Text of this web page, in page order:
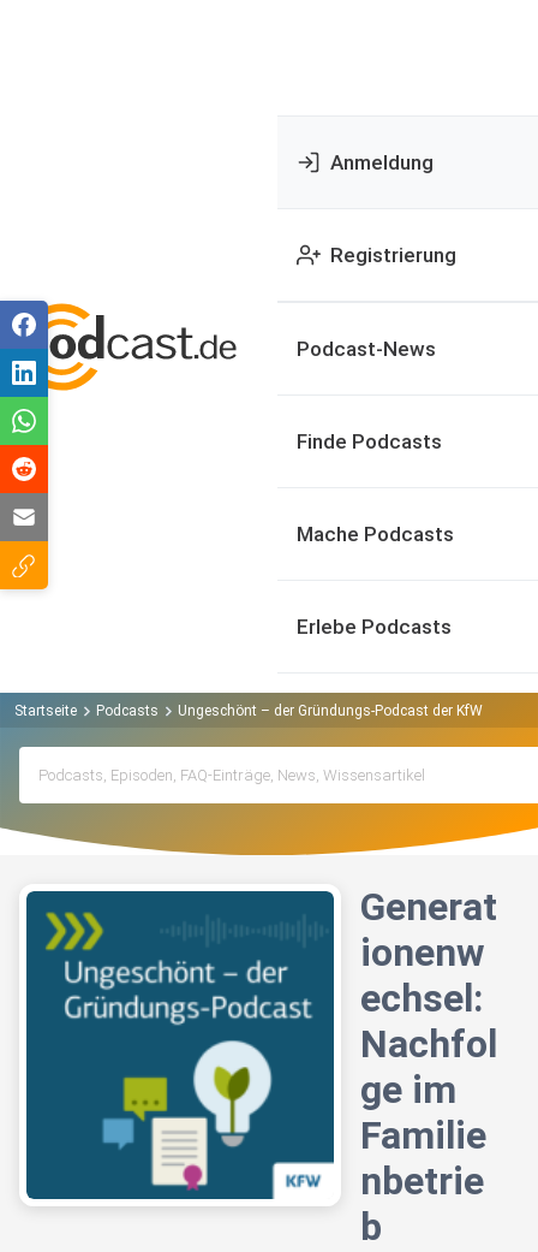
Anmeldung
Registrierung
Podcast-News
Finde Podcasts
Mache Podcasts
Erlebe Podcasts
Startseite Podcasts Ungeschönt – der Gründungs-Podcast der KfW
Generat
ionenw
echsel:
Nachfol
ge im
Familie
nbetrie
b